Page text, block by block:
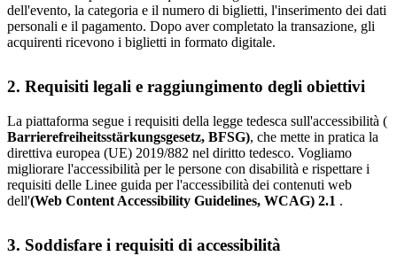
dell'evento, la categoria e il numero di biglietti, l'inserimento dei dati
personali e il pagamento. Dopo aver completato la transazione, gli
acquirenti ricevono i biglietti in formato digitale.
2. Requisiti legali e raggiungimento degli obiettivi
La piattaforma segue i requisiti della legge tedesca sull'accessibilità (
Barrierefreiheitsstärkungsgesetz, BFSG), che mette in pratica la
direttiva europea (UE) 2019/882 nel diritto tedesco. Vogliamo
migliorare l'accessibilità per le persone con disabilità e rispettare i
requisiti delle Linee guida per l'accessibilità dei contenuti web
dell'(Web Content Accessibility Guidelines, WCAG) 2.1 .
3. Soddisfare i requisiti di accessibilità